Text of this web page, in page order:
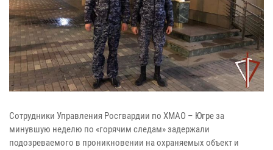
Сотрудники Управления Росгвардии по ХМАО – Югре за
минувшую неделю по «горячим следам» задержали
подозреваемого в проникновении на охраняемых объект и